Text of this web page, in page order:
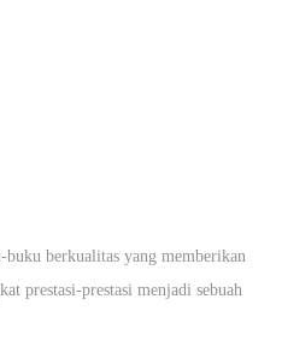
buku berkualitas yang memberikan
prestasi-prestasi menjadi sebuah